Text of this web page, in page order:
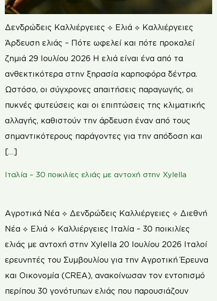
Δενδρώδεις Καλλιέργειες ⟡ Ελιά ⟡ Καλλιέργειες
Άρδευση ελιάς – Πότε ωφελεί και πότε προκαλεί
ζημιά 29 Ιουλίου 2026 Η ελιά είναι ένα από τα
ανθεκτικότερα στην ξηρασία καρποφόρα δέντρα.
Ωστόσο, οι σύγχρονες απαιτήσεις παραγωγής, οι
πυκνές φυτεύσεις και οι επιπτώσεις της κλιματικής
αλλαγής, καθιστούν την άρδευση έναν από τους
σημαντικότερους παράγοντες για την απόδοση και
[…]
Ιταλία – 30 ποικιλίες ελιάς με αντοχή στην Xylella
Αγροτικά Νέα ⟡ Δενδρώδεις Καλλιέργειες ⟡ Διεθνή
Νέα ⟡ Ελιά ⟡ Καλλιέργειες Ιταλία – 30 ποικιλίες
ελιάς με αντοχή στην Xylella 20 Ιουλίου 2026 Ιταλοί
ερευνητές του Συμβουλίου για την Αγροτική Έρευνα
και Οικονομία (CREA), ανακοίνωσαν τον εντοπισμό
περίπου 30 γονότυπων ελιάς που παρουσιάζουν